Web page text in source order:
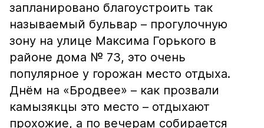
запланировано благоустроить так
называемый бульвар – прогулочную
зону на улице Максима Горького в
районе дома № 73, это очень
популярное у горожан место отдыха.
Днём на «Бродвее» – как прозвали
камызякцы это место – отдыхают
прохожие, а по вечерам собирается